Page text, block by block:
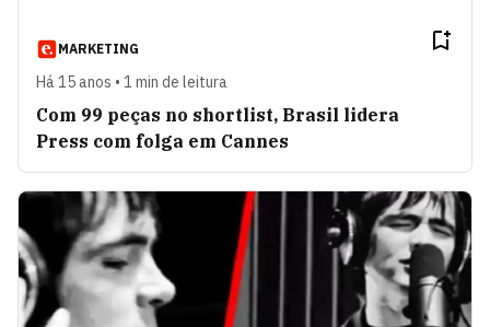
MARKETING
Há 15 anos • 1 min de leitura
Com 99 peças no shortlist, Brasil lidera
Press com folga em Cannes